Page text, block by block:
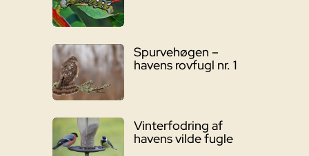
Spurvehøgen –
havens rovfugl nr. 1
Vinterfodring af
havens vilde fugle